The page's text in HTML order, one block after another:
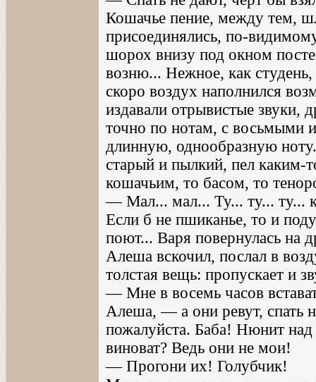
Кошачье пение, между тем,
присоединялись, по-
шорох внизу под окном
возню... Нежное, как
скоро воздух наполнился
издавали отрывистые звуки,
точно по нотам, с восьмыми
длинную, однообразную
старый и пылкий, пел каким-
кошачьим, то басом, то
— Мал... мал... Ту... ту... ту...
Если б не пшиканье, то и
поют... Варя повернулась на
Алеша вскочил, послал в
толстая вещь: пропускает и
— Мне в восемь часов
Алеша, — а они ревут, спать
пожалуйста. Баба! Нюнит
виноват? Ведь они не мои!
— Прогони их! Голубчик!